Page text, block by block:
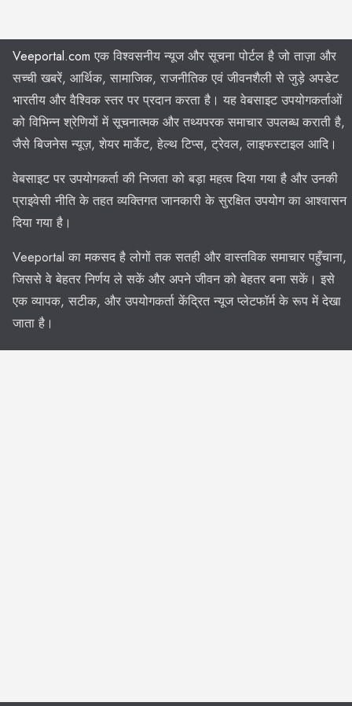
Veeportal.com एक विश्वसनीय न्यूज और सूचना पोर्टल है जो ताज़ा और
सच्ची खबरें, आर्थिक, सामाजिक, राजनीतिक एवं जीवनशैली से जुड़े अपडेट
भारतीय और वैश्विक स्तर पर प्रदान करता है। यह वेबसाइट उपयोगकर्ताओं
को विभिन्न श्रेणियों में सूचनात्मक और तथ्यपरक समाचार उपलब्ध कराती है,
जैसे बिजनेस न्यूज़, शेयर मार्केट, हेल्थ टिप्स, ट्रेवल, लाइफस्टाइल आदि।
वेबसाइट पर उपयोगकर्ता की निजता को बड़ा महत्व दिया गया है और उनकी
प्राइवेसी नीति के तहत व्यक्तिगत जानकारी के सुरक्षित उपयोग का आश्वासन
दिया गया है।
Veeportal का मकसद है लोगों तक सतही और वास्तविक समाचार पहुँचाना,
जिससे वे बेहतर निर्णय ले सकें और अपने जीवन को बेहतर बना सकें। इसे
एक व्यापक, सटीक, और उपयोगकर्ता केंद्रित न्यूज प्लेटफॉर्म के रूप में देखा
जाता है।